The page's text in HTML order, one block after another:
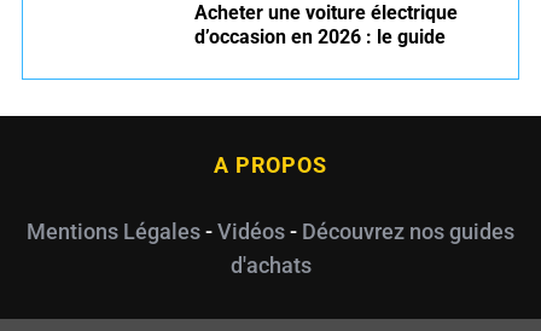
Acheter une voiture électrique
d’occasion en 2026 : le guide
A PROPOS
Mentions Légales-Vidéos- Découvrez nos guides
d'achats